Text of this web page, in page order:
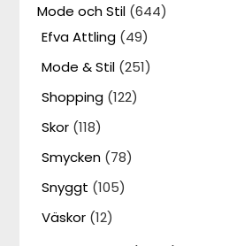
Mode och Stil (644)
Efva Attling (49)
Mode & Stil (251)
Shopping (122)
Skor (118)
Smycken (78)
Snyggt (105)
Väskor (12)